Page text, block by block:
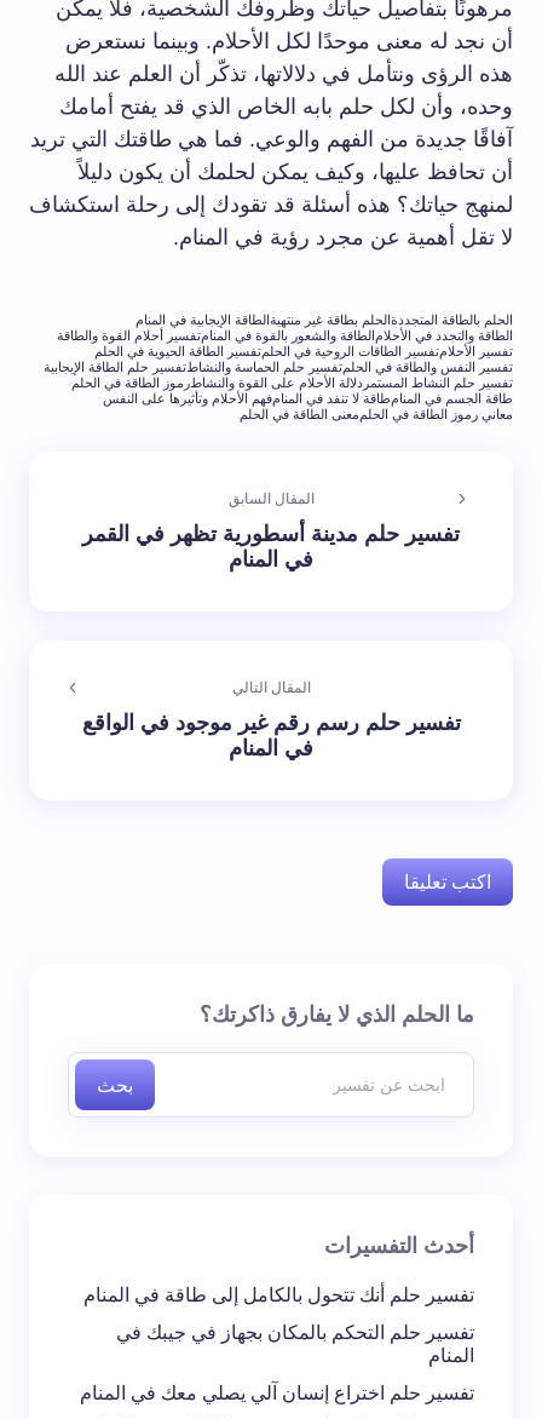
مرهونًا بتفاصيل حياتك وظروفك الشخصية، فلا يمكن
أن نجد له معنى موحدًا لكل الأحلام. وبينما نستعرض
هذه الرؤى ونتأمل في دلالاتها، تذكّر أن العلم عند الله
وحده، وأن لكل حلم بابه الخاص الذي قد يفتح أمامك
آفاقًا جديدة من الفهم والوعي. فما​ هي طاقتك ⁣التي ‌تريد
أن تحافظ عليها، وكيف يمكن لحلمك أن يكون دليلاً
لمنهج حياتك؟ ​هذه أسئلة قد تقودك إلى رحلة استكشاف
لا تقل أهمية عن⁤ مجرد رؤية في المنام.
الحلم بالطاقة المتجددةالحلم بطاقة غير منتهيةالطاقة الإيجابية في المنام
الطاقة والتجدد في الأحلامالطاقة والشعور بالقوة في المنامتفسير أحلام القوة والطاقة
تفسير الأحلامتفسير الطاقات الروحية في الحلمتفسير الطاقة الحيوية في الحلم
تفسير النفس والطاقة في الحلمتفسير حلم الحماسة والنشاطتفسير حلم الطاقة الإيجابية
تفسير حلم النشاط المستمر دلالة الأحلام على القوة والنشاطرموز الطاقة في الحلم
طاقة الجسم في المنامطاقة لا تنفد في المنامفهم الأحلام وتأثيرها على النفس
معاني رموز الطاقة في الحلم معنى الطاقة في الحلم
المقال السابق
تفسير حلم مدينة أسطورية تظهر في القمر
في المنام
المقال التالي
تفسير حلم رسم رقم غير موجود في الواقع
في المنام
اكتب تعليقا
لن يتم نشر عنوان بريدك الإلكتروني. الحقول الإلزامية مشارما الحلم الذي لا يفارق ذاكرتك؟
بحث
أحدث التفسيرات
تفسير حلم أنك تتحول بالكامل إلى طاقة في المنام
تفسير حلم التحكم بالمكان بجهاز في جيبك في
المنام
تفسير حلم اختراع إنسان آلي يصلي معك في المنام